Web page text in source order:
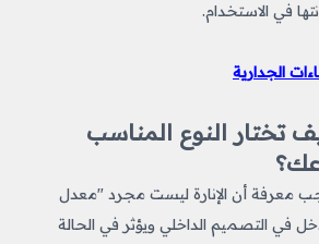
في الاستخدام.
الجدارية
تختار النوع المناسب
يجب معرفة أن الإنارة ليست مجرد "معدل
في التصميم الداخلي ويؤثر في الحالة